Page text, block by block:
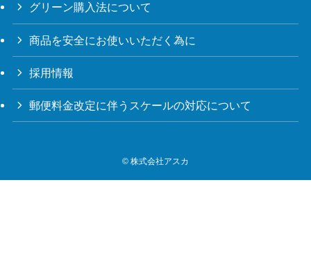
グリーン購入法について
商品を安全にお使いいただく為に
採用情報
郵便料金改定に伴うスケールの対応について
© 株式会社アスカ